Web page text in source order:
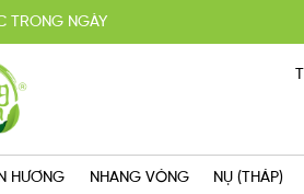
KHÔNG ĐÚNG CAM KẾT
HÀNG SG VỚI HÓA ĐƠN TRÊN 300K
TRONG NGÀY
HƯƠNG NHANG VÒNG NỤ (THÁP)